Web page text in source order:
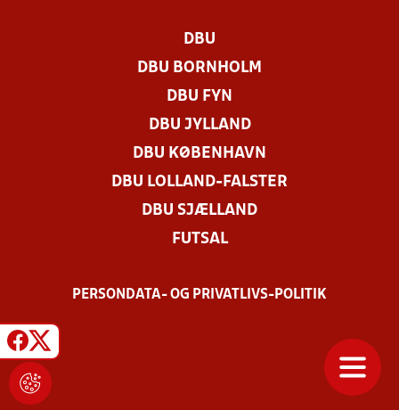
DBU
DBU BORNHOLM
DBU FYN
DBU JYLLAND
DBU KØBENHAVN
DBU LOLLAND-FALSTER
DBU SJÆLLAND
FUTSAL
PERSONDATA- OG PRIVATLIVS-POLITIK